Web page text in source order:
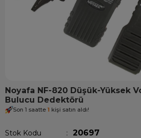
Noyafa NF-820 Düşük-Yüksek
Bulucu Dedektörü
Son 1 saatte 1 kişi satın aldı!
Stok Kodu 20697